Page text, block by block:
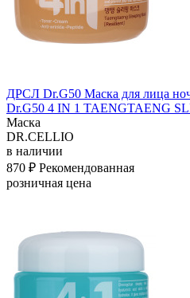
ДРСЛ Dr.G50 Маска для лица
Dr.G50 4 IN 1 TAENGTAENG
Маска
DR.CELLIO
в наличии
870 ₽ Рекомендованная
розничная цена